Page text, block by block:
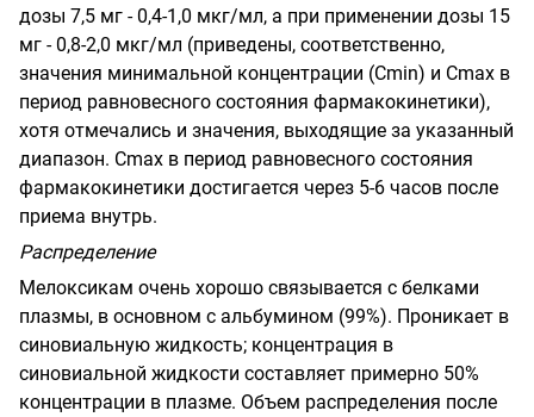
дозы 7,5 мг -0,4-1,0 мкг/мл, а при применении дозы 15
мг - 0,8-2,0 мкг/мл (приведены, соответственно,
значения минимальной концентрации (Cmin) и Сmах в
период равновесного состояния фармакокинетики),
хотя отмечались и значения, выходящие за указанный
диапазон. Сmах в период равновесного состояния
фармакокинетики достигается через 5-6 часов после
приема внутрь.
Распределение
Мелоксикам очень хорошо связывается с белками
плазмы, в основном с альбумином (99%). Проникает в
синовиальную жидкость; концентрация в
синовиальной жидкости составляет примерно 50%
концентрации в плазме. Объем распределения после